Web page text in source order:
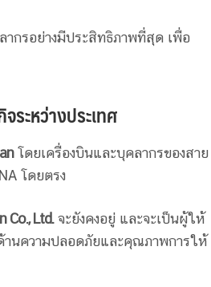
กรอย่างมีประสิทธิภาพที่สุด เพื่อ
ระหว่างประเทศ
โดยเครื่องบินและบุคลากรของสาย
โดยตรง
Co., Ltd.จะยังคงอยู่ และจะเป็นผู้ให้
านความปลอดภัยและคุณภาพการให้